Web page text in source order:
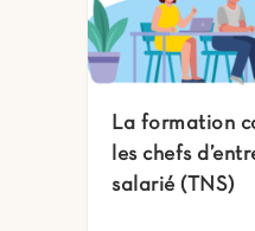
La formation
les chefs
salarié (TNS)